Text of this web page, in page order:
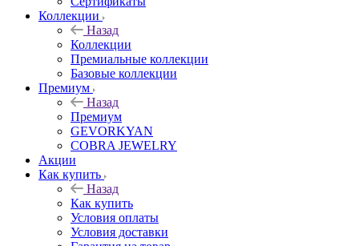
Коллекции
Назад
Коллекции
Премиальные коллекции
Базовые коллекции
Премиум
Назад
Премиум
GEVORKYAN
COBRA JEWELRY
Акции
Как купить
Назад
Как купить
Условия оплаты
Условия доставки